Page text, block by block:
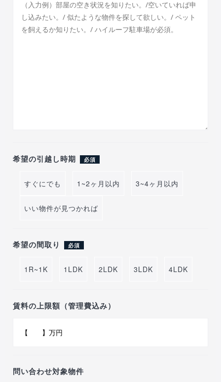
希望の引越し時期 必須
すぐにでも 1~2ヶ月以内 3~4ヶ月以内
いい物件が見つかれば
希望の間取り 必須
1R~1K 1LDK 2LDK 3LDK 4LDK
賃料の上限額（管理費込み）
問い合わせ対象物件